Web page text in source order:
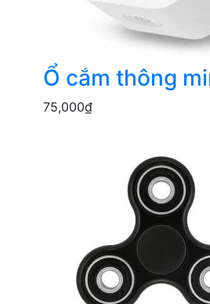
Ổ cắm thông
75,000₫